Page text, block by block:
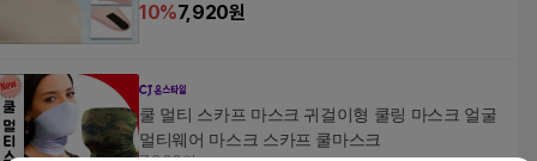
10%7,920원
쿨 멀티 스카프 마스크 귀걸이형 쿨링 마스크 얼굴
멀티웨어 마스크 스카프 쿨마스크